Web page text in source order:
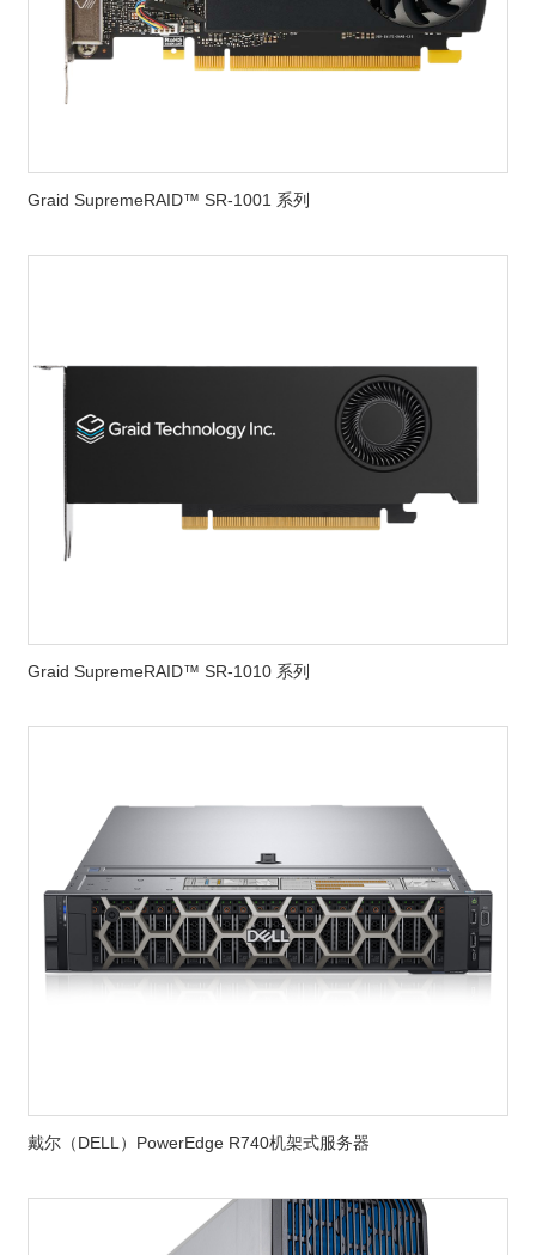
Graid SupremeRAID™ SR-1001 系列
Graid SupremeRAID™ SR-1010 系列
戴尔（DELL）PowerEdge R740机架式服务器